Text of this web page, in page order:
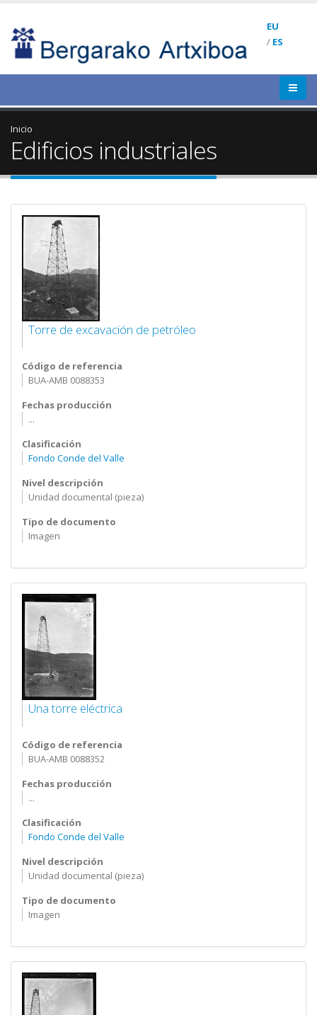
EU
/ ES
Inicio
Edificios industriales
Torre de excavación de petróleo
Código de referencia
BUA-AMB 0088353
Fechas producción
...
Clasificación
Fondo Conde del Valle
Nivel descripción
Unidad documental (pieza)
Tipo de documento
Imagen
Una torre eléctrica
Código de referencia
BUA-AMB 0088352
Fechas producción
...
Clasificación
Fondo Conde del Valle
Nivel descripción
Unidad documental (pieza)
Tipo de documento
Imagen